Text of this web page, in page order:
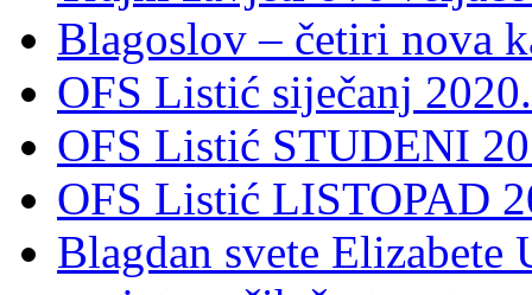
Blagoslov – četiri nova
OFS Listić siječanj
OFS Listić STUDENI
OFS Listić LISTOPAD
Blagdan svete